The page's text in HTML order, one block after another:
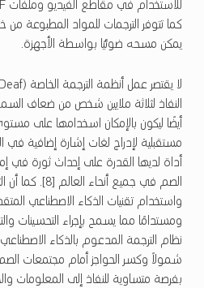
كما تتوفر الترجمات للمواد المطبوعة من
يمكن مسحه ضوئيًا بواسطة الأجهزة.
النفاذ لثلاثة ملايين شخص من ضعاف
أيضًا ليكون بالإمكان اسخدامها على
أداة لديها القدرة على إحداث ثورة في
الصم في جميع
واستخدام تقنيات الذكاء الاصطناعي
نظام الترجمة المدعوم بالذكاء
شمولاً وكسر الحواجز أمام مجتمعات